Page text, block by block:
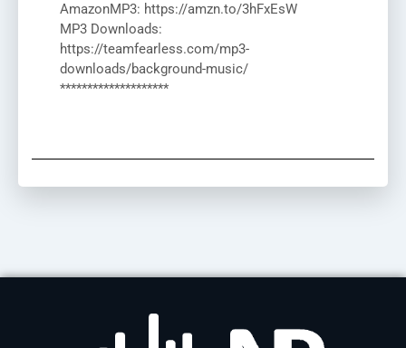
AmazonMP3: https://amzn.to/3hFxEsW
MP3 Downloads:
https://teamfearless.com/mp3-
downloads/background-music/
********************